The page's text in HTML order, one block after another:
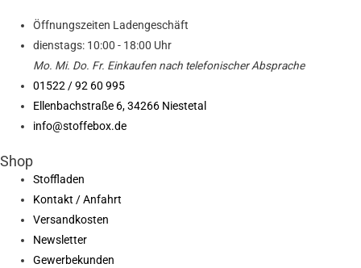
Öffnungszeiten Ladengeschäft
dienstags: 10:00 - 18:00 Uhr
Mo. Mi. Do. Fr. Einkaufen nach telefonischer Absprache
01522 / 92 60 995
Ellenbachstraße 6, 34266 Niestetal
info@stoffebox.de
Shop
Stoffladen
Kontakt / Anfahrt
Versandkosten
Newsletter
Gewerbekunden